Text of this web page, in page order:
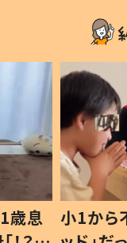
歳息
小1から